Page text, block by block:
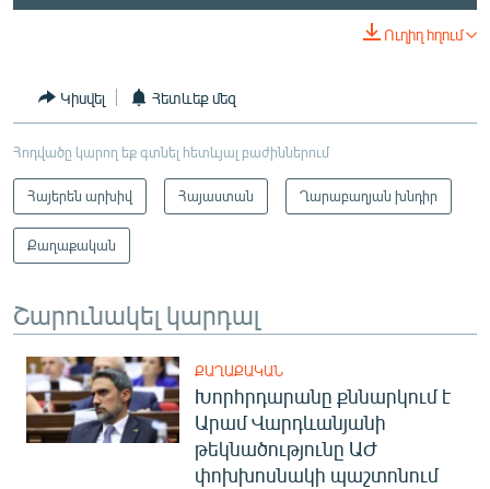
Ուղիղ հղում
Կիսվել Հետևեք մեզ
Հոդվածը կարող եք գտնել հետևյալ բաժիններում
Հայերեն արխիվ Հայաստան Ղարաբաղյան խնդիր
Քաղաքական
Շարունակել կարդալ
ՔԱՂԱՔԱԿԱՆ
Խորհրդարանը քննարկում է
Արամ Վարդևանյանի
թեկնածությունը ԱԺ
փոխխոսնակի պաշտոնում